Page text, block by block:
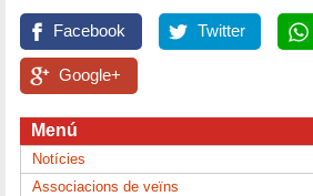
Facebook Twitter
Google+
Menú
Notícies
Associacions de veïns